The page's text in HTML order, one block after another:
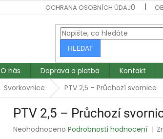
OCHRANA OSOBNÍCH ÚDAJŮ
HLEDAT
O nás Doprava a platba Kontakt
Svorkovnice PTV 2,5 – Průchozí svornice
PTV 2,5 – Průchozí
Průměrné
Neohodnoceno Podrobnosti hodnocení